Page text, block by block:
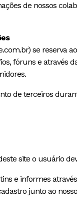
de nossos
se reserva
fóruns e através
de terceiros
site o usuário
e informes
junto ao